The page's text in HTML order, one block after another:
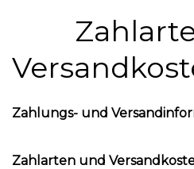
Zahlungs- und
Zahlarten und